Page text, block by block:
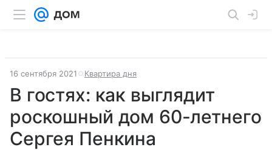
16 сентября 2021 Квартира дня
В гостях: как выглядит
роскошный дом 60-летнего
Сергея Пенкина